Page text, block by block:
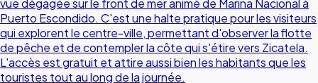
Puerto Escondido. C'est une halte pratique pour les visiteurs
qui explorent le centre-ville, permettant d'observer la flotte
de pêche et de contempler la côte qui s'étire vers Zicatela.
L'accès est gratuit et attire aussi bien les habitants que les
touristes tout au long de la journée.